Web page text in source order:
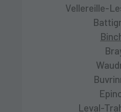
Vellereille-
Leval-